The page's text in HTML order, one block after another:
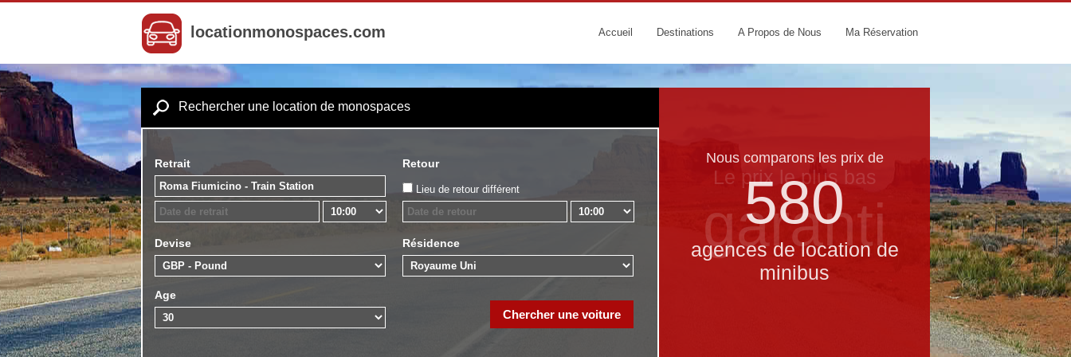
locationmonospaces.com Accueil Destinations A Propos de Nous Ma Réservation
Rechercher une location de monospaces
Retrait Retour
Lieu de retour différent
Devise Résidence
Age
Nous comparons les prix de
580
agences de location de
minibus
Le prix le​ plus bas
garanti